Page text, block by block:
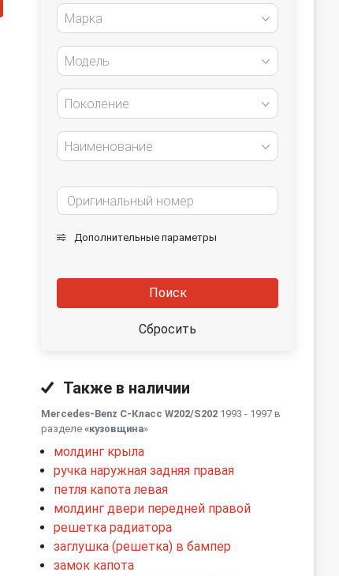
Марка
Модель
Поколение
Наименование
Дополнительные параметры
Поиск
Сбросить
Также в наличии
Mercedes-Benz C-Класс W202/S202 1993 - 1997 в
разделе «кузовщина»
молдинг крыла
ручка наружная задняя правая
петля капота левая
молдинг двери передней правой
решетка радиатора
заглушка (решетка) в бампер
замок капота